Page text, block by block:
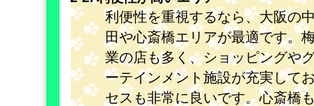
利便性を重視するなら、大阪の
田や心斎橋エリアが最適です。
業の店も多く、ショッピングや
ーテインメント施設が充実して
セスも非常に良いです。心斎橋